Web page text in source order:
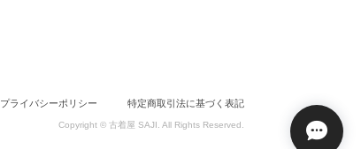
プライバシーポリシー 特定商取引法に基づく表記
Copyright © 古着屋 SAJI. All Rights Reserved.